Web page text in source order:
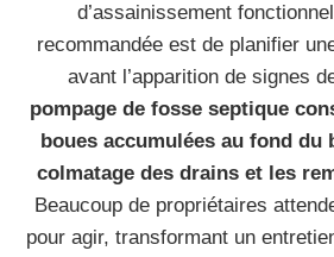
d’assainissement
recommandée est de planifier
avant l’apparition de signes
pompage de fosse septique
boues accumulées au fond du
colmatage des drains et les
Beaucoup de propriétaires
pour agir, transformant un